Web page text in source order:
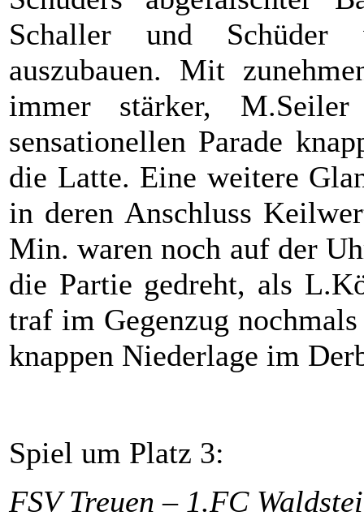
Schaller und Schüder
auszubauen. Mit
immer stärker,
sensationellen Parade
die Latte. Eine weitere
in deren Anschluss
Min. waren noch auf der
die Partie gedreht, als
traf im Gegenzug
knappen Niederlage im
Spiel um Platz 3:
FSV Treuen – 1.FC